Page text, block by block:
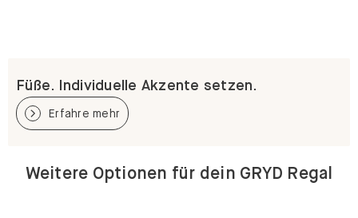
Füße. Individuelle Akzente setzen.
Erfahre mehr
Weitere Optionen für dein GRYD Regal